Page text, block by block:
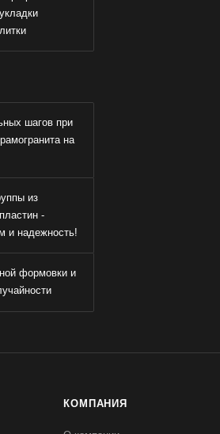
шагов при
на
из
-
и надежность!
формовки и
КОМПАНИЯ